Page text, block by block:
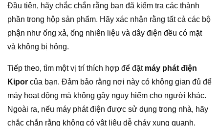
Đầu tiên, hãy chắc chắn rằng bạn đã kiểm tra các thành
phần trong hộp sản phẩm. Hãy xác nhận rằng tất cả các bộ
phận như ống xả, ống nhiên liệu và dây điện đều có mặt
và không bị hỏng.
Tiếp theo, tìm một vị trí thích hợp để đặt máy phát điện
Kipor của bạn. Đảm bảo rằng nơi này có không gian đủ để
máy hoạt động mà không gây nguy hiểm cho người khác.
Ngoài ra, nếu máy phát điện được sử dụng trong nhà, hãy
chắc chắn rằng không có vật liệu dễ cháy xung quanh.